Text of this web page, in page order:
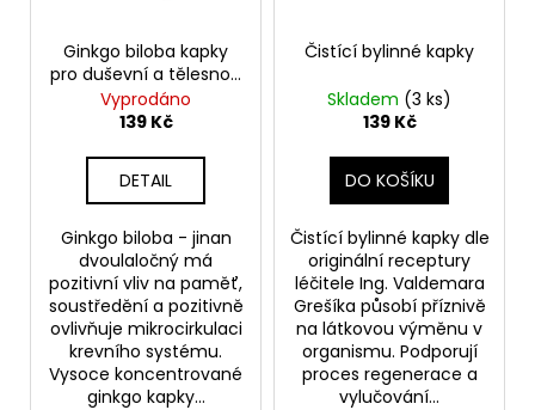
Ginkgo biloba kapky
pro duševní a tělesnou
svěžest
Vyprodáno
139 Kč
DETAIL
Ginkgo biloba - jinan
dvoulaločný má
pozitivní vliv na paměť,
soustředění a pozitivně
ovlivňuje mikrocirkulaci
krevního systému.
Vysoce koncentrované
ginkgo kapky...
Čistící bylinné kapky
Skladem (3 ks)
139 Kč
DO KOŠÍKU
Čistící bylinné kapky dle
originální receptury
léčitele Ing. Valdemara
Grešíka působí příznivě
na látkovou výměnu v
organismu. Podporují
proces regenerace a
vylučování...